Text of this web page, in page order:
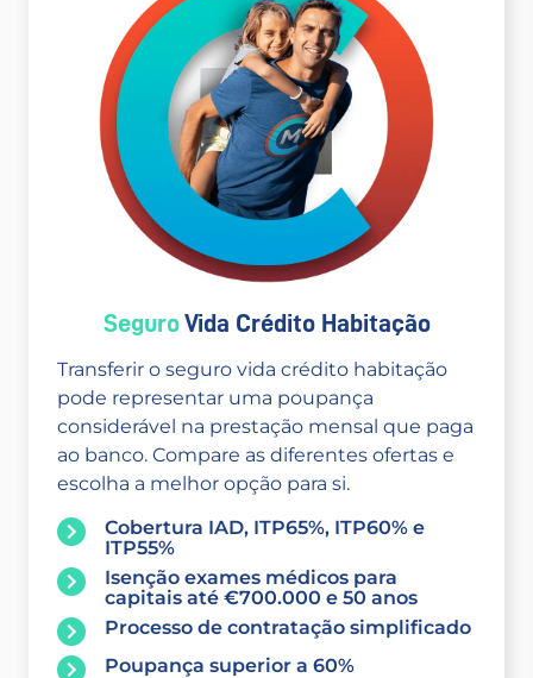
SeguroVida Crédito Habitação
Transferir o seguro vida crédito habitação
pode representar uma poupança
considerável na prestação mensal que paga
ao banco. Compare as diferentes ofertas e
escolha a melhor opção para si.
Cobertura IAD, ITP65%, ITP60% e
ITP55%
Isenção exames médicos para
capitais até €700.000 e 50 anos
Processo de contratação simplificado
Poupança superior a 60%